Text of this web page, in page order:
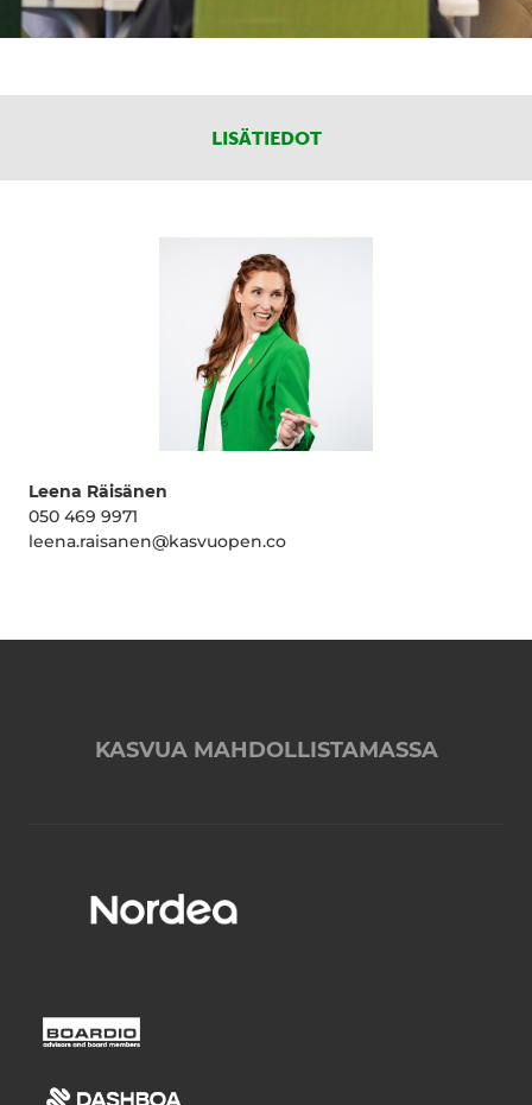
LISÄTIEDOT
Leena Räisänen
050 469 9971
leena.raisanen@kasvuopen.co
KASVUA MAHDOLLISTAMASSA